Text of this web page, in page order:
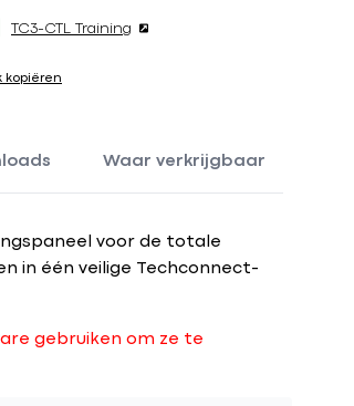
TC3-CTL Training
kopiëren
Waar verkrijgbaar
voor de totale
in één veilige Techconnect-
gebruiken om ze te